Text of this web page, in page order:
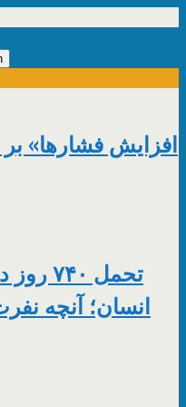
«افزایش فشارها»
تحمل
انسان؛ آنچه